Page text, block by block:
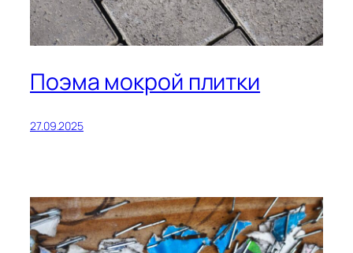
Поэма мокрой плитки
27.09.2025